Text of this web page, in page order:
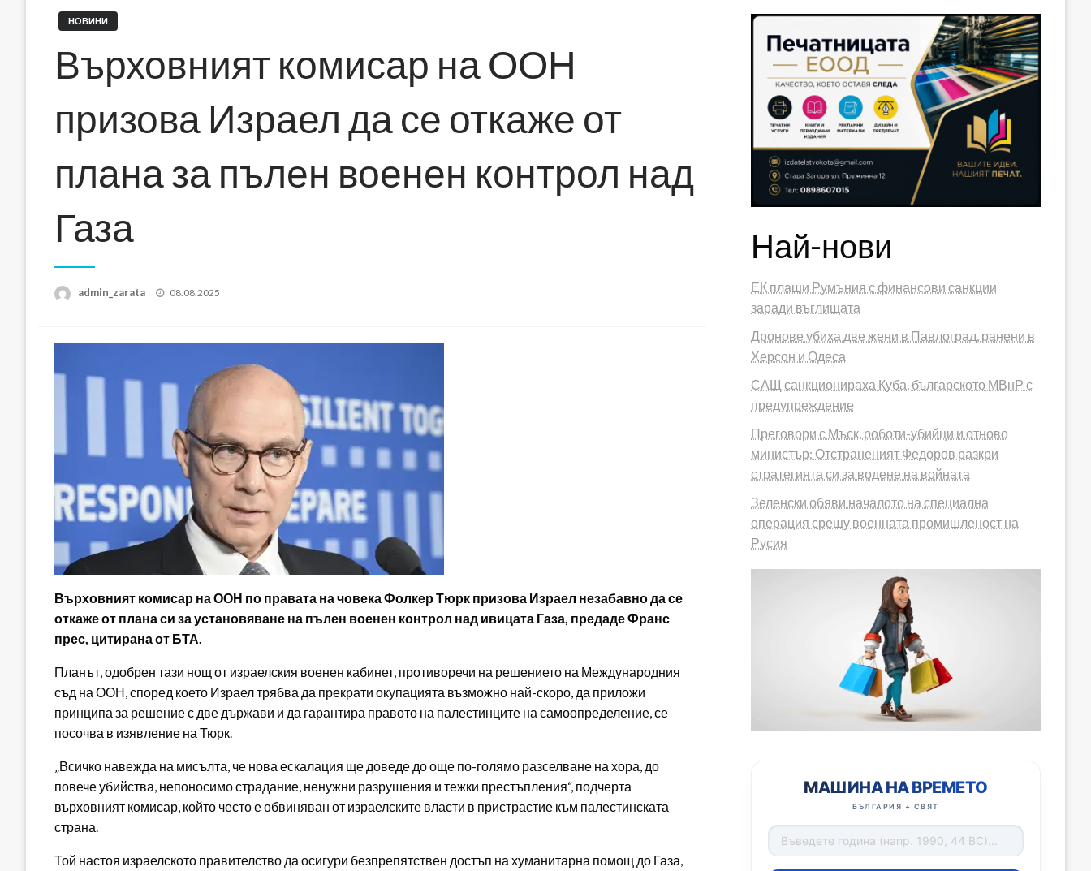
НОВИНИ
Върховният комисар на ООН
призова Израел да се откаже от
плана за пълен военен контрол над
Газа
admin_zarata
Posted
08.08.2025
Върховният комисар на ООН по правата на човека Фолкер Тюрк призова Израел незабавно да се
откаже от плана си за установяване на пълен военен контрол над ивицата Газа, предаде Франс
прес, цитирана от БТА.
Планът, одобрен тази нощ от израелския военен кабинет, противоречи на решението на Международния
съд на ООН, според което Израел трябва да прекрати окупацията възможно най-скоро, да приложи
принципа за решение с две държави и да гарантира правото на палестинците на самоопределение, се
посочва в изявление на Тюрк.
„Всичко навежда на мисълта, че нова ескалация ще доведе до още по-голямо разселване на хора, до
повече убийства, непоносимо страдание, ненужни разрушения и тежки престъпления“, подчерта
върховният комисар, който често е обвиняван от израелските власти в пристрастие към палестинската
страна.
Той настоя израелското правителство да осигури безпрепятствен достъп на хуманитарна помощ до Газа,
Най-нови
ЕК плаши Румъния с финансови санкции
заради въглищата
Дронове убиха две жени в Павлоград, ранени в
Херсон и Одеса
САЩ санкционираха Куба, българското МВнР с
предупреждение
Преговори с Мъск, роботи-убийци и отново
министър: Отстраненият Федоров разкри
стратегията си за водене на войната
Зеленски обяви началото на специална
операция срещу военната промишленост на
Русия
МАШИНА НА ВРЕМЕТО
БЪЛГАРИЯ + СВЯТ